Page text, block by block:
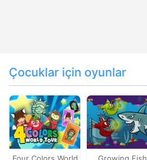
Çocuklar için oyunlar